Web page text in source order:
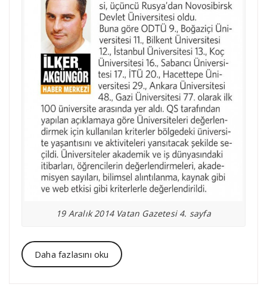
19 Aralık 2014 Vatan Gazetesi 4. sayfa
Daha fazlasını oku